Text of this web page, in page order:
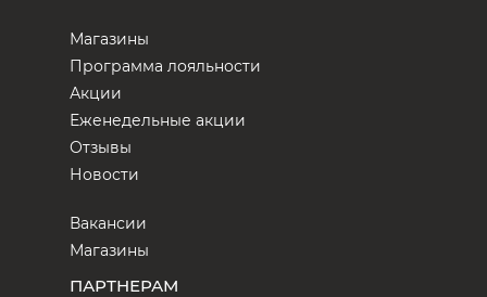
Магазины
Программа лояльности
Акции
Еженедельные акции
Отзывы
Новости
Вакансии
Магазины
ПАРТНЕРАМ